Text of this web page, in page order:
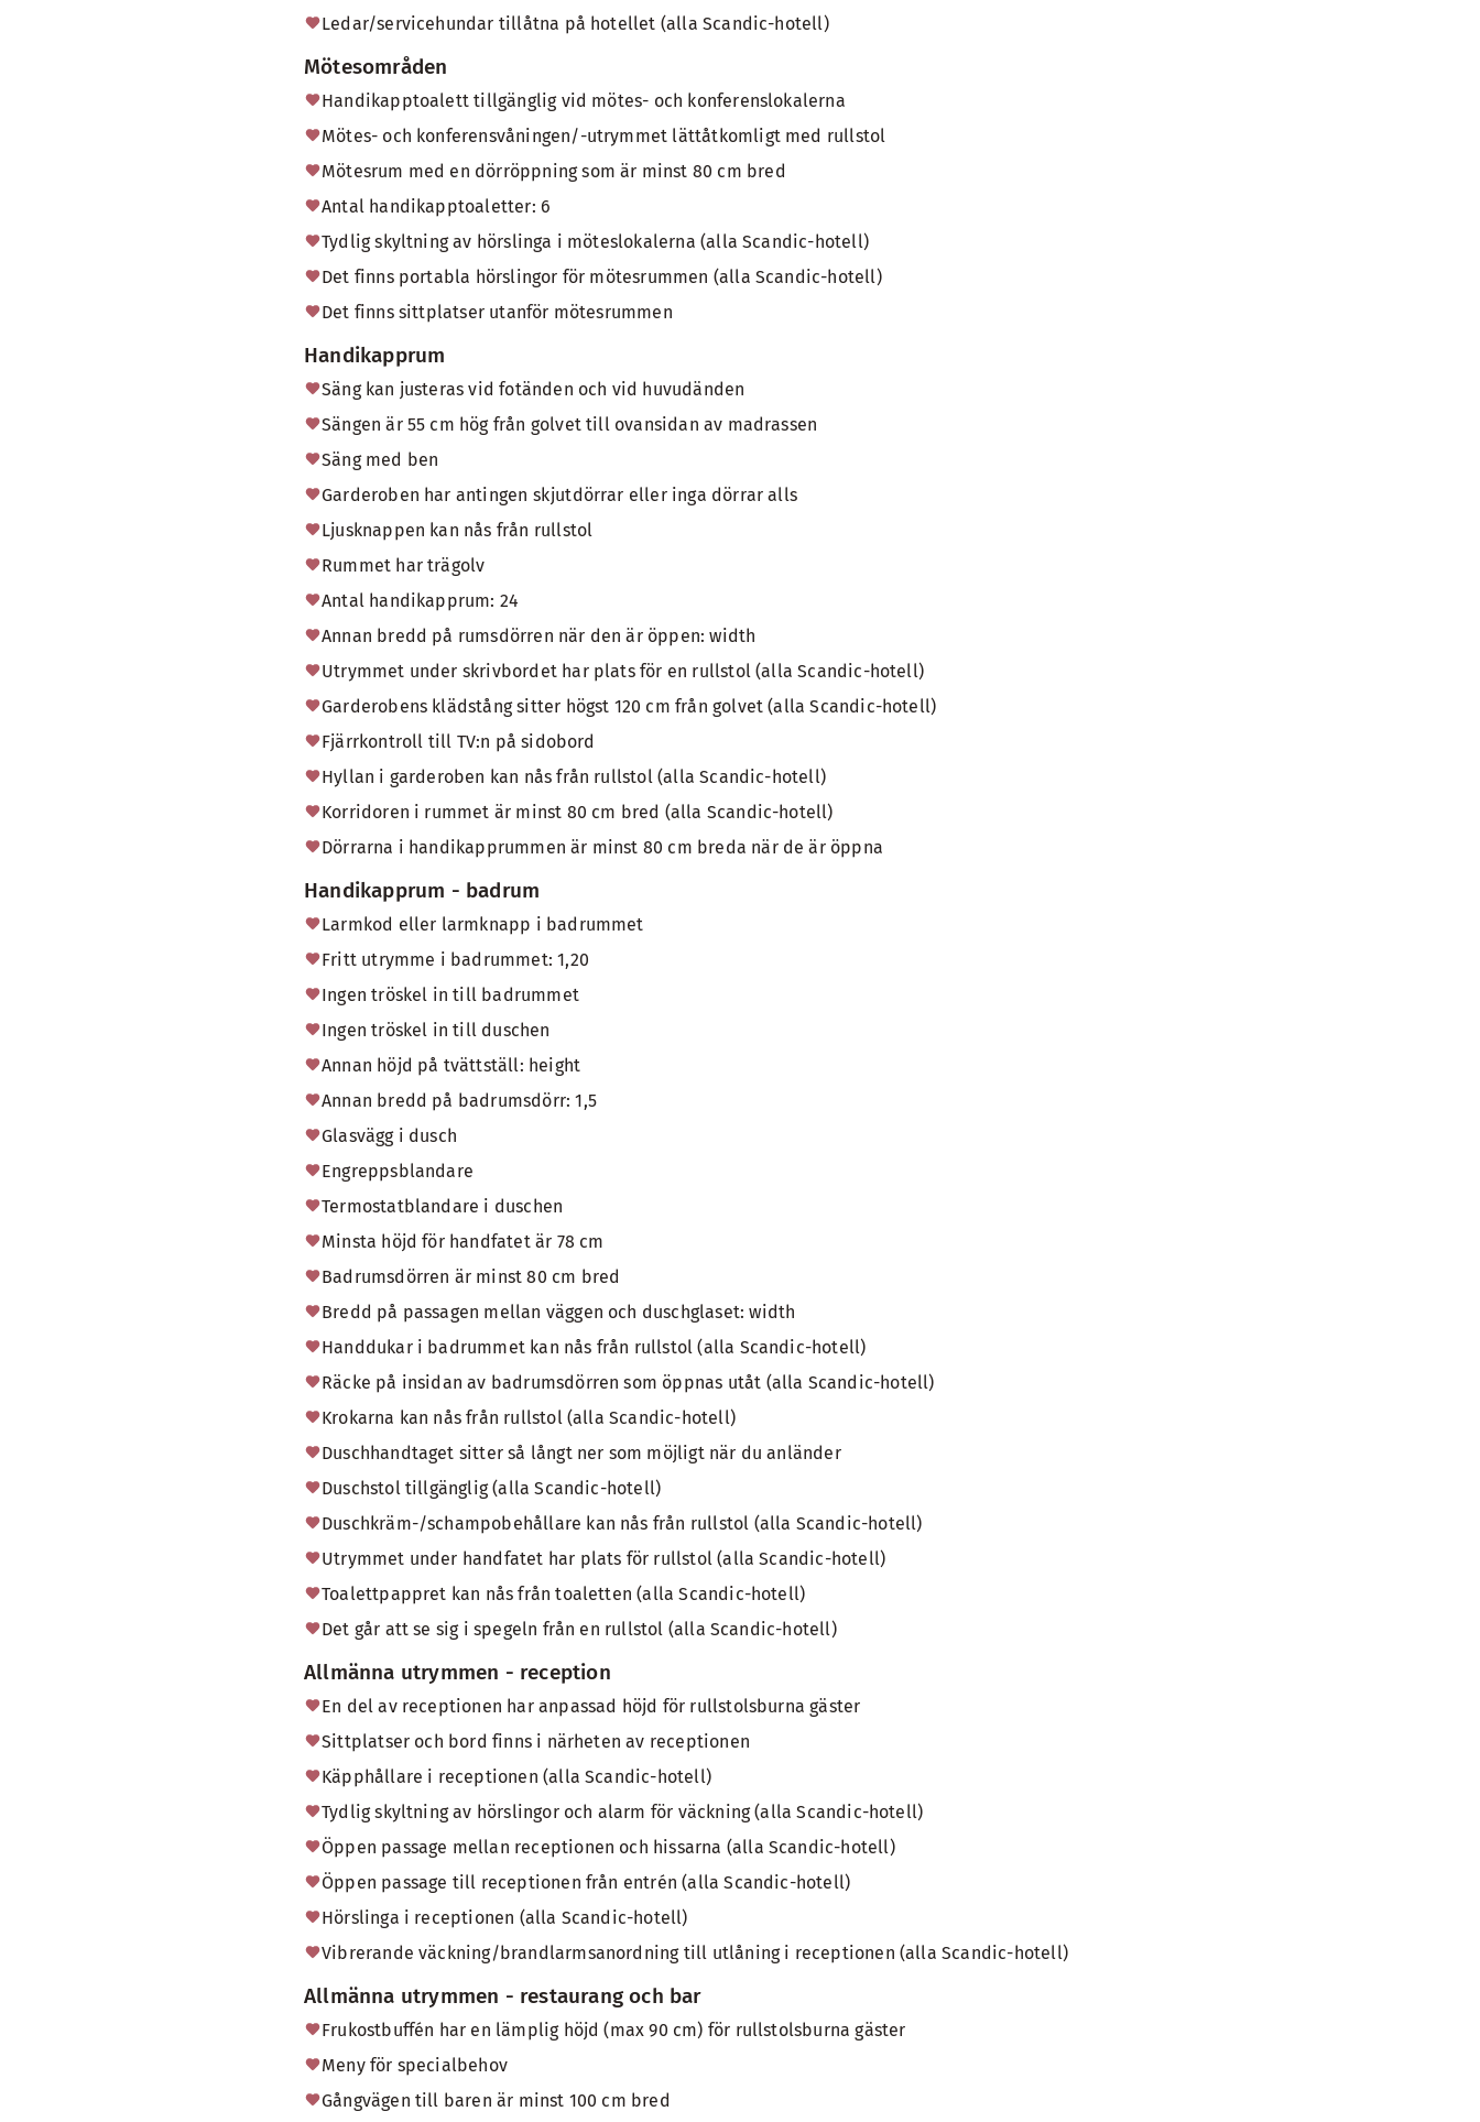
Ledar/servicehundar tillåtna på hotellet (alla Scandic-hotell)
Mötesområden
Handikapptoalett tillgänglig vid mötes- och konferenslokalerna
Mötes- och konferensvåningen/-utrymmet lättåtkomligt med rullstol
Mötesrum med en dörröppning som är minst 80 cm bred
Antal handikapptoaletter: 6
Tydlig skyltning av hörslinga i möteslokalerna (alla Scandic-hotell)
Det finns portabla hörslingor för mötesrummen (alla Scandic-hotell)
Det finns sittplatser utanför mötesrummen
Handikapprum
Säng kan justeras vid fotänden och vid huvudänden
Sängen är 55 cm hög från golvet till ovansidan av madrassen
Säng med ben
Garderoben har antingen skjutdörrar eller inga dörrar alls
Ljusknappen kan nås från rullstol
Rummet har trägolv
Antal handikapprum: 24
Annan bredd på rumsdörren när den är öppen: width
Utrymmet under skrivbordet har plats för en rullstol (alla Scandic-hotell)
Garderobens klädstång sitter högst 120 cm från golvet (alla Scandic-hotell)
Fjärrkontroll till TV:n på sidobord
Hyllan i garderoben kan nås från rullstol (alla Scandic-hotell)
Korridoren i rummet är minst 80 cm bred (alla Scandic-hotell)
Dörrarna i handikapprummen är minst 80 cm breda när de är öppna
Handikapprum - badrum
Larmkod eller larmknapp i badrummet
Fritt utrymme i badrummet: 1,20
Ingen tröskel in till badrummet
Ingen tröskel in till duschen
Annan höjd på tvättställ: height
Annan bredd på badrumsdörr: 1,5
Glasvägg i dusch
Engreppsblandare
Termostatblandare i duschen
Minsta höjd för handfatet är 78 cm
Badrumsdörren är minst 80 cm bred
Bredd på passagen mellan väggen och duschglaset: width
Handdukar i badrummet kan nås från rullstol (alla Scandic-hotell)
Räcke på insidan av badrumsdörren som öppnas utåt (alla Scandic-hotell)
Krokarna kan nås från rullstol (alla Scandic-hotell)
Duschhandtaget sitter så långt ner som möjligt när du anländer
Duschstol tillgänglig (alla Scandic-hotell)
Duschkräm-/schampobehållare kan nås från rullstol (alla Scandic-hotell)
Utrymmet under handfatet har plats för rullstol (alla Scandic-hotell)
Toalettpappret kan nås från toaletten (alla Scandic-hotell)
Det går att se sig i spegeln från en rullstol (alla Scandic-hotell)
Allmänna utrymmen - reception
En del av receptionen har anpassad höjd för rullstolsburna gäster
Sittplatser och bord finns i närheten av receptionen
Käpphållare i receptionen (alla Scandic-hotell)
Tydlig skyltning av hörslingor och alarm för väckning (alla Scandic-hotell)
Öppen passage mellan receptionen och hissarna (alla Scandic-hotell)
Öppen passage till receptionen från entrén (alla Scandic-hotell)
Hörslinga i receptionen (alla Scandic-hotell)
Vibrerande väckning/brandlarmsanordning till utlåning i receptionen (alla Scandic-hotell)
Allmänna utrymmen - restaurang och bar
Frukostbuffén har en lämplig höjd (max 90 cm) för rullstolsburna gäster
Meny för specialbehov
Gångvägen till baren är minst 100 cm bred